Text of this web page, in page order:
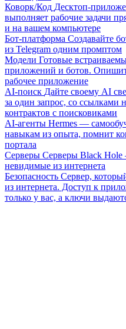
Коворк/Код Десктоп-
выполняет рабочие задачи
и на вашем компьютере
Бот-платформа Создавайте
из Telegram одним промптом
Модели Готовые
приложений и ботов.
рабочее приложение
AI-поиск Дайте своему AI
за один запрос, со ссылками
контрактов с поисковиками
AI-агенты Hermes —
навыкам из опыта, помнит
портала
Серверы Серверы Black Hole
невидимые из интернета
Безопасность Сервер,
из интернета. Доступ к
только у вас, а ключи